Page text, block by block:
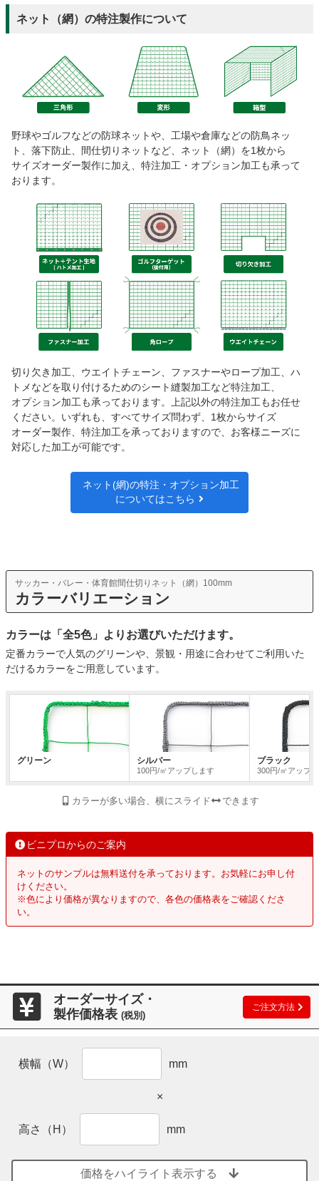
ネット（網）の特注製作について
野球やゴルフなどの防球ネットや、工場や倉庫などの防鳥ネッ
ト、落下防止、間仕切りネットなど、ネット（網）を1枚から
サイズオーダー製作に加え、特注加工・オプション加工も承って
おります。
切り欠き加工、ウエイトチェーン、ファスナーやロープ加工、ハ
トメなどを取り付けるためのシート縫製加工など特注加工、
オプション加工も承っております。上記以外の特注加工もお任せ
ください。いずれも、すべてサイズ問わず、1枚からサイズ
オーダー製作、特注加工を承っておりますので、お客様ニーズに
対応した加工が可能です。
ネット(網)の特注・オプション加工
についてはこちら
サッカー・バレー・体育館間仕切りネット（網）100mm
カラーバリエーション
カラーは「全5色」よりお選びいただけます。
定番カラーで人気のグリーンや、景観・用途に合わせてご利用いた
だけるカラーをご用意しています。
グリーン シルバー
100円/㎡アップします
ブラック
300円/㎡アップ
カラーが多い場合、横にスライド できます
ビニプロからのご案内
ネットのサンプルは無料送付を承っております。お気軽にお申し付
けください。
※色により価格が異なりますので、各色の価格表をご確認くださ
い。
オーダーサイズ・
製作価格表 (税別)
ご注文方法
横幅（W） mm
×
高さ（H） mm
価格をハイライト表示する